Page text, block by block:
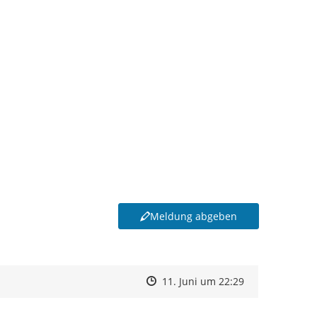
Meldung abgeben
Zeitpunkt des Erstellens
Zeitpunkt des Erstellens
11. Juni um 22:29Zur Äußerung